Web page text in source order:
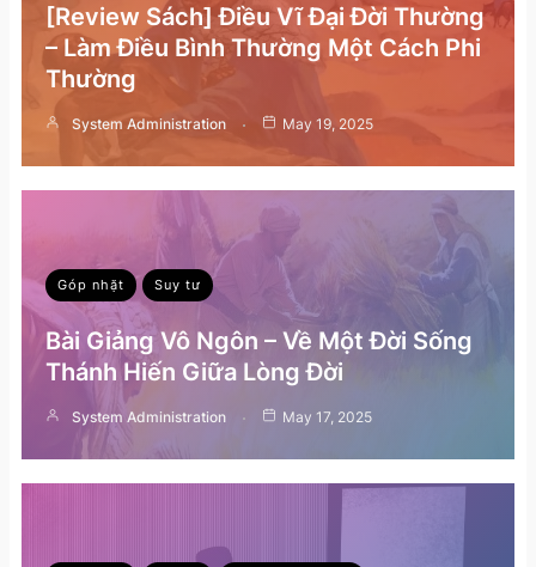
[Review Sách] Điều Vĩ Đại Đời Thường
– Làm Điều Bình Thường Một Cách Phi
Thường
System Administration May 19, 2025
Góp nhặt Suy tư
Bài Giảng Vô Ngôn – Về Một Đời Sống
Thánh Hiến Giữa Lòng Đời
System Administration May 17, 2025